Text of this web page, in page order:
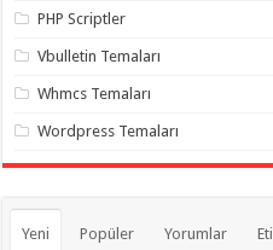
PHP Scriptler
Vbulletin Temaları
Whmcs Temaları
Wordpress Temaları
Yeni Popüler Yorumlar